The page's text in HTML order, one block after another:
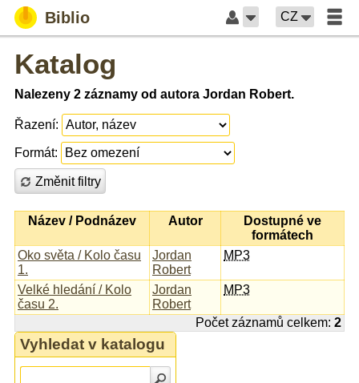
Biblio CZ
Katalog
Nalezeny 2 záznamy od autora Jordan Robert.
Řazení:
Formát:
Změnit filtry
Název / Podnázev Autor
Dostupné ve
formátech
Oko světa / Kolo času
1.
Jordan
Robert
MP3
Velké hledání / Kolo
času 2.
Jordan
Robert
MP3
Počet záznamů celkem: 2
Vyhledat v katalogu